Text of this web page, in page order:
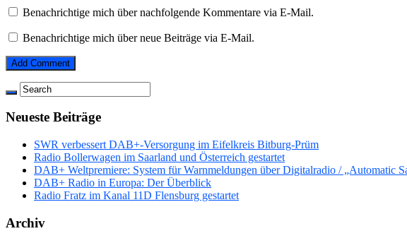
Benachrichtige mich über nachfolgende Kommentare via E-Mail.
Benachrichtige mich über neue Beiträge via E-Mail.
Neueste Beiträge
SWR verbessert DAB+-Versorgung im Eifelkreis Bitburg-Prüm
Radio Bollerwagen im Saarland und Österreich gestartet
DAB+ Weltpremiere: System für Warnmeldungen über Digitalradio /
DAB+ Radio in Europa: Der Überblick
Radio Fratz im Kanal 11D Flensburg gestartet
Archiv